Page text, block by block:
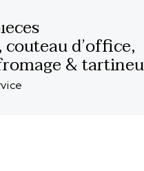
d’office,
&